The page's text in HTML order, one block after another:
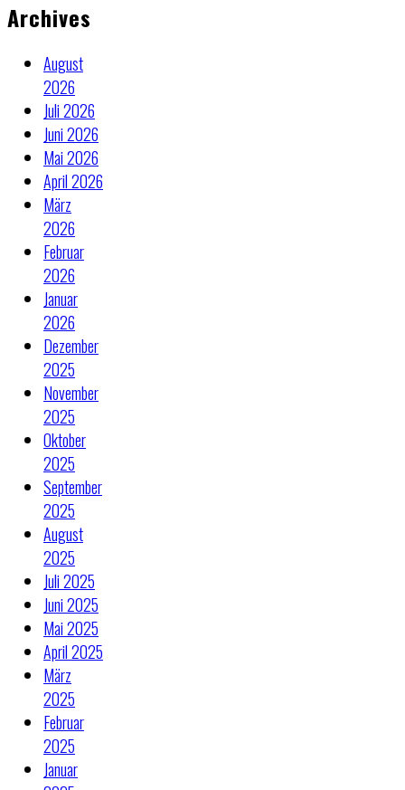
Archives
August
2026
Juli 2026
Juni 2026
Mai 2026
April 2026
März
2026
Februar
2026
Januar
2026
Dezember
2025
November
2025
Oktober
2025
September
2025
August
2025
Juli 2025
Juni 2025
Mai 2025
April 2025
März
2025
Februar
2025
Januar